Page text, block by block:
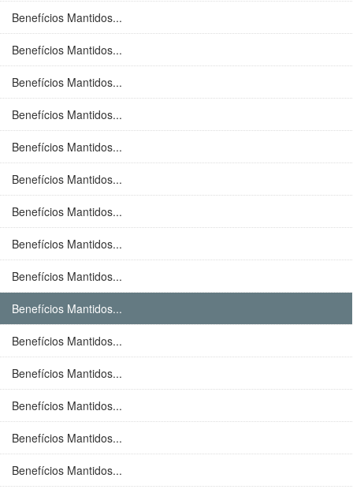
Benefícios Mantidos...
Benefícios Mantidos...
Benefícios Mantidos...
Benefícios Mantidos...
Benefícios Mantidos...
Benefícios Mantidos...
Benefícios Mantidos...
Benefícios Mantidos...
Benefícios Mantidos...
Benefícios Mantidos...
Benefícios Mantidos...
Benefícios Mantidos...
Benefícios Mantidos...
Benefícios Mantidos...
Benefícios Mantidos...